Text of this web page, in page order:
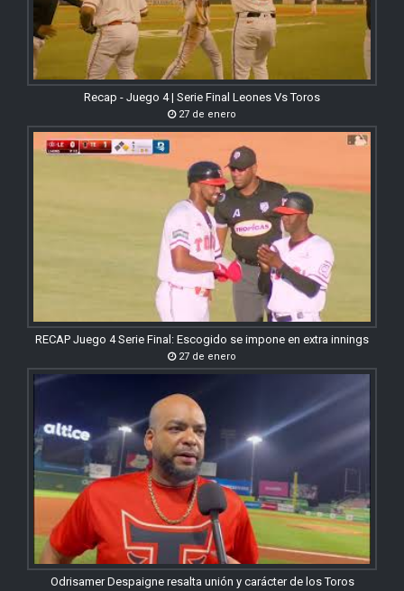
Recap - Juego 4 | Serie Final Leones Vs Toros
27 de enero
RECAP Juego 4 Serie Final: Escogido se impone en extra innings
27 de enero
Odrisamer Despaigne resalta unión y carácter de los Toros